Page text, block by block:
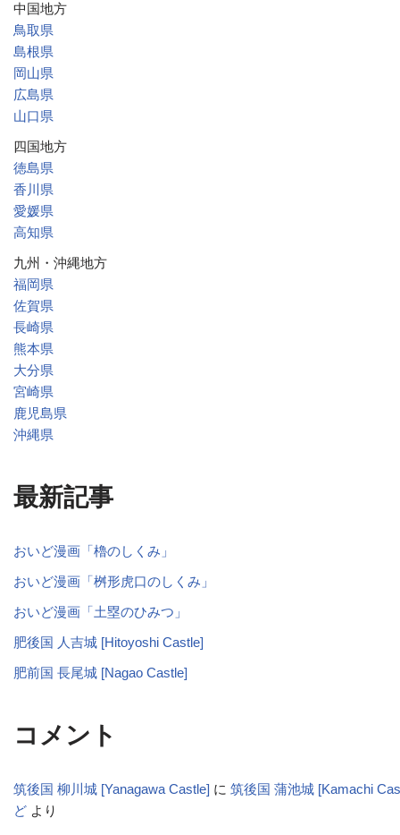
中国地方
鳥取県
島根県
岡山県
広島県
山口県
四国地方
徳島県
香川県
愛媛県
高知県
九州・沖縄地方
福岡県
佐賀県
長崎県
熊本県
大分県
宮崎県
鹿児島県
沖縄県
最新記事
おいど漫画「櫓のしくみ」
おいど漫画「桝形虎口のしくみ」
おいど漫画「土塁のひみつ」
肥後国 人吉城 [Hitoyoshi Castle]
肥前国 長尾城 [Nagao Castle]
コメント
筑後国 柳川城 [Yanagawa Castle] に 筑後国 蒲池城 [Kamachi
ど より